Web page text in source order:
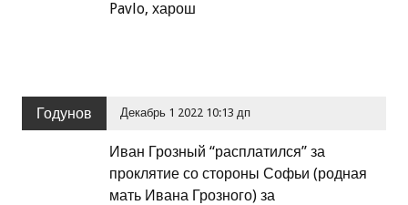
Pavlo, харош
Годунов Декабрь 1 2022 10:13 дп
Иван Грозный “расплатился” за
проклятие со стороны Софьи (родная
мать Ивана Грозного) за